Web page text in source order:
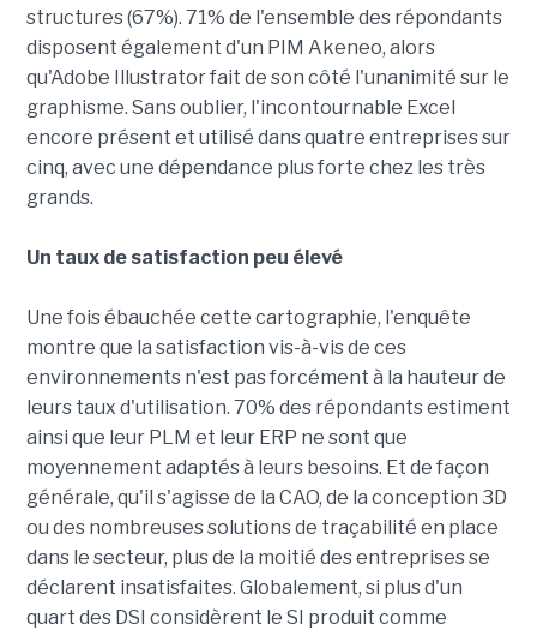
structures (67%). 71% de l'ensemble des répondants
disposent également d'un PIM Akeneo, alors
qu'Adobe Illustrator fait de son côté l'unanimité sur le
graphisme. Sans oublier, l'incontournable Excel
encore présent et utilisé dans quatre entreprises sur
cinq, avec une dépendance plus forte chez les très
grands.
Un taux de satisfaction peu élevé
Une fois ébauchée cette cartographie, l'enquête
montre que la satisfaction vis-à-vis de ces
environnements n'est pas forcément à la hauteur de
leurs taux d'utilisation. 70% des répondants estiment
ainsi que leur PLM et leur ERP ne sont que
moyennement adaptés à leurs besoins. Et de façon
générale, qu'il s'agisse de la CAO, de la conception 3D
ou des nombreuses solutions de traçabilité en place
dans le secteur, plus de la moitié des entreprises se
déclarent insatisfaites. Globalement, si plus d'un
quart des DSI considèrent le SI produit comme